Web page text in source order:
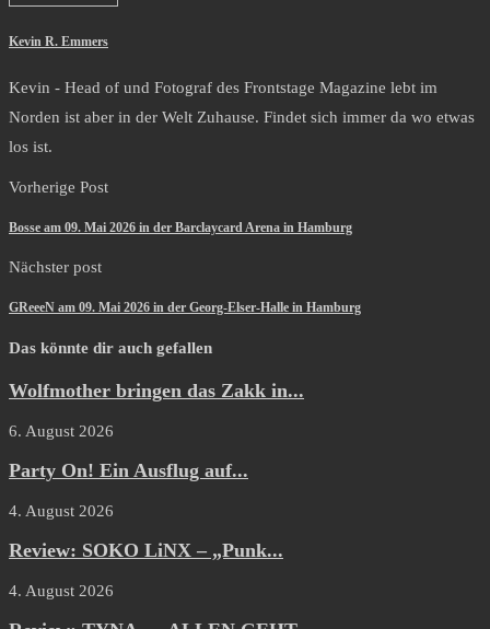
Kevin R. Emmers
Kevin - Head of und Fotograf des Frontstage Magazine lebt im
Norden ist aber in der Welt Zuhause. Findet sich immer da wo etwas
los ist.
Vorherige Post
Bosse am 09. Mai 2026 in der Barclaycard Arena in Hamburg
Nächster post
GReeeN am 09. Mai 2026 in der Georg-Elser-Halle in Hamburg
Das könnte dir auch gefallen
Wolfmother bringen das Zakk in...
6. August 2026
Party On! Ein Ausflug auf...
4. August 2026
Review: SOKO LiNX – „Punk...
4. August 2026